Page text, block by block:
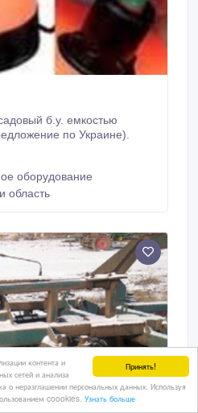
Принять!
контента и
сетей и анализа
о неразглашении персональных данных. Используя
coookies. Узнать больше
б.у. емкостью
по Украине).
оборудование
область